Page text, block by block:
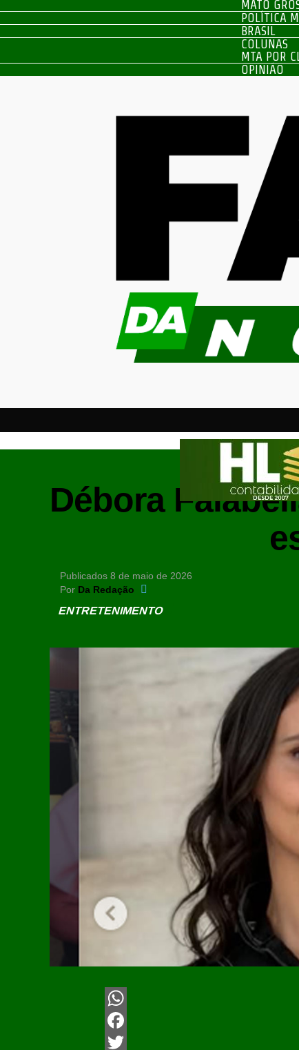
MATO
POLÍTICA
BRASIL
COLUNAS
MTA POR
OPINIÃO
Débora
Publicados 8 de maio de 2026
Por Da Redação
ENTRETENIMENTO
WhatsApp
Facebook